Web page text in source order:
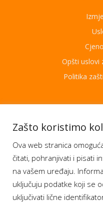
Opšti uslovi
Politika
Moj BH
Zašto koristimo
Ova web stranica
čitati, pohranjivati i pisati
na vašem uređaju.
uključuju podatke koji se
uključivati lične